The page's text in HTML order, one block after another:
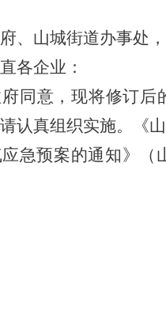
、山城街道办事处 ，
各企业：
同意，现将修订后
认真组织实施。
《
急预案的通知》（